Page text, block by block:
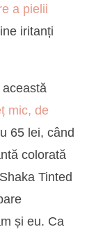
a pielii
iritanți
mic, de
65 lei, când
colorată
Tinted
și eu. Ca